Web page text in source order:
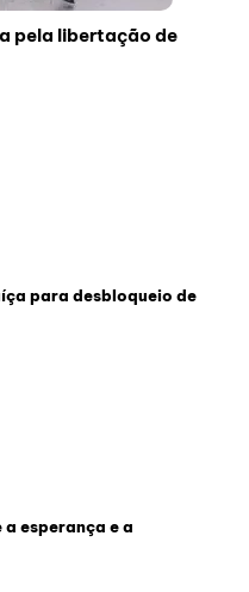
pela libertação de
para desbloqueio de
esperança e a